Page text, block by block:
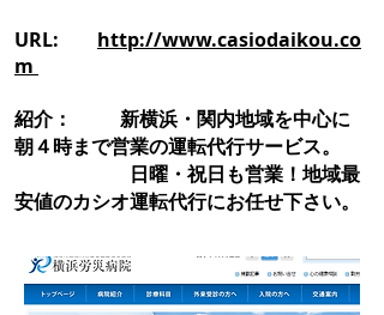
URL: http://www.casiodaikou.co
m
紹介： 新横浜・関内地域を中心に
朝４時まで営業の運転代行サービス。
日曜・祝日も営業！地域最
安値のカシオ運転代行にお任せ下さい。